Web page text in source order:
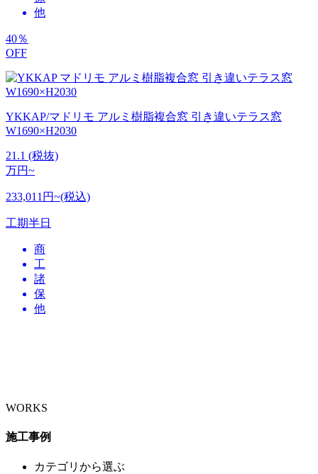
他
40％
OFF
YKKAP/マドリモ アルミ樹脂複合窓 引き違いテラス窓
W1690×H2030
21.1 (税抜)
万円~
233,011円~(税込)
工期半日
商
工
諸
保
他
WORKS
施工事例
カテゴリから選ぶ